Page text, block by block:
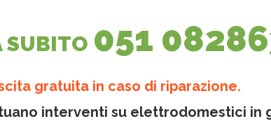
SUBITO 051
gratuita in caso di riparazione.
interventi su elettrodomestici in